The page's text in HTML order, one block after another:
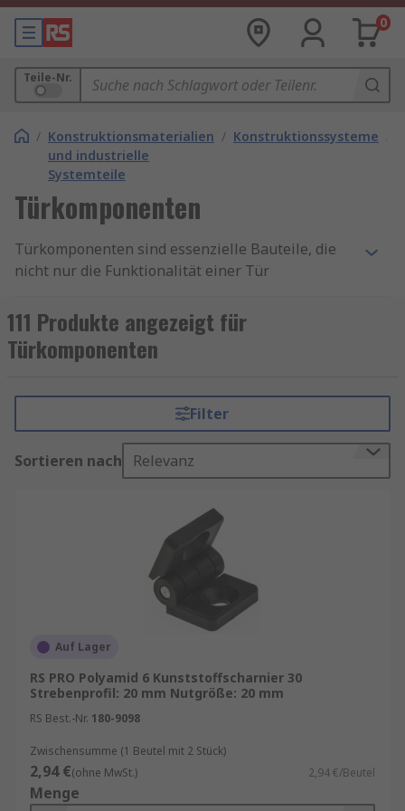
0
Teile-Nr.
/ Konstruktionsmaterialien
und industrielle
Systemteile
/ Konstruktionssysteme /
Türkomponenten
Türkomponenten sind essenzielle Bauteile, die
nicht nur die Funktionalität einer Tür
Sicherheit, Energieeffizienz und Ästhetik eines
Gebäudes beitragen. Ob für Wohnhäuser,
Bürogebäude oder industrielle Anlagen – die
entscheidend für die Langlebigkeit und
Zuverlässigkeit jeder Türlösung.
Unter Türkomponenten versteht man alle
mechanischen und elektronischen Elemente, die
in oder an einer Tür verbaut sind. Dazu gehören
Türbänder (Scharniere)
– sorgen für die
Beweglichkeit der Tür.
Schlösser und Schließsysteme
gewährleisten Sicherheit und
Türgriffe und Drückergarnituren
ermöglichen die Bedienung.
Türschließer
– sorgen für automatisches
und kontrolliertes Schließen.
Dichtungen und Schwellen
111 Produkte angezeigt für
Türkomponenten
Filter
Sortieren nach Relevanz
Auf Lager
RS PRO Polyamid 6 Kunststoffscharnier 30
Strebenprofil: 20 mm Nutgröße: 20 mm
RS Best.-Nr. 180-9098
Zwischensumme (1 Beutel mit 2 Stück)
2,94 €(ohne MwSt.) 2,94 €/Beutel
Menge